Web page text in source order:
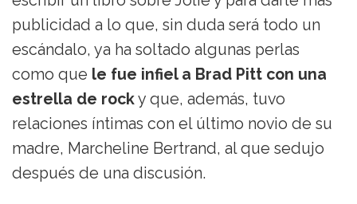
publicidad a lo que, sin duda será todo un
escándalo, ya ha soltado algunas perlas
como que le fue infiel a Brad Pitt con una
estrella de rocky que, además, tuvo
relaciones íntimas con el último novio de su
madre, Marcheline Bertrand, al que sedujo
después de una discusión.